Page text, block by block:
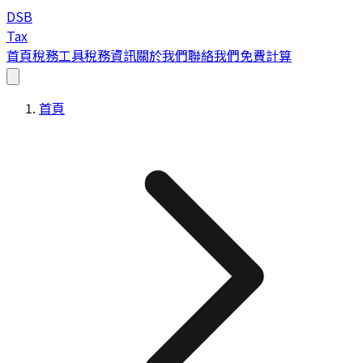
DSB
Tax
首頁稅務工具稅務資訊關於我們聯絡我們免費計算
首頁